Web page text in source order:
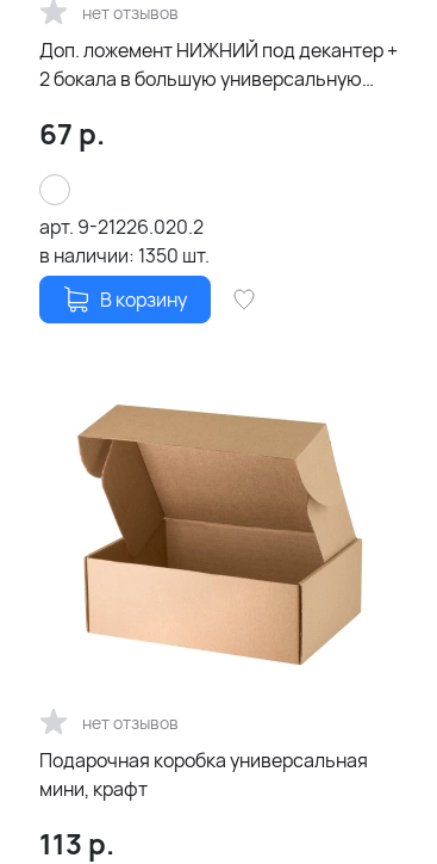
нет отзывов
Доп. ложемент НИЖНИЙ под декантер +
2 бокала в большую универсальную
67 р.
арт. 9-21226.020.2
в наличии: 1350 шт.
В корзину
нет отзывов
Подарочная коробка универсальная
мини, крафт
113 р.